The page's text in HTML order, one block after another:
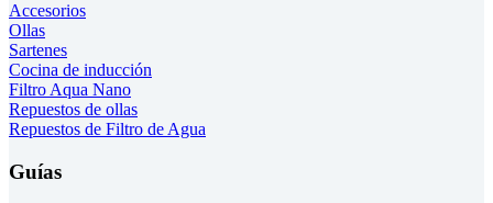
Accesorios
Ollas
Sartenes
Cocina de inducción
Filtro Aqua Nano
Repuestos de ollas
Repuestos de Filtro de Agua
Guías